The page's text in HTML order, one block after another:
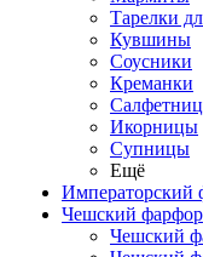
Тарелки
Кувшины
Соусники
Креманки
Икорницы
Супницы
Ещё
Императорский
Чешский фарфор
Чешский